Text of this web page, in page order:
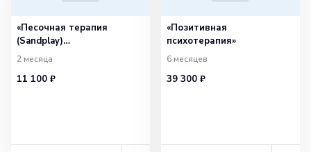
«Песочная терапия
(Sandplay)
в психологическом
консультировании»
2 месяца
11 100 ₽
«Позитивная
психотерапия»
6 месяцев
39 300 ₽